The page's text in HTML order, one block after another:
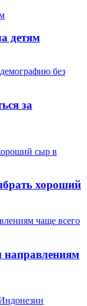
детям
за
хороший
направлениям